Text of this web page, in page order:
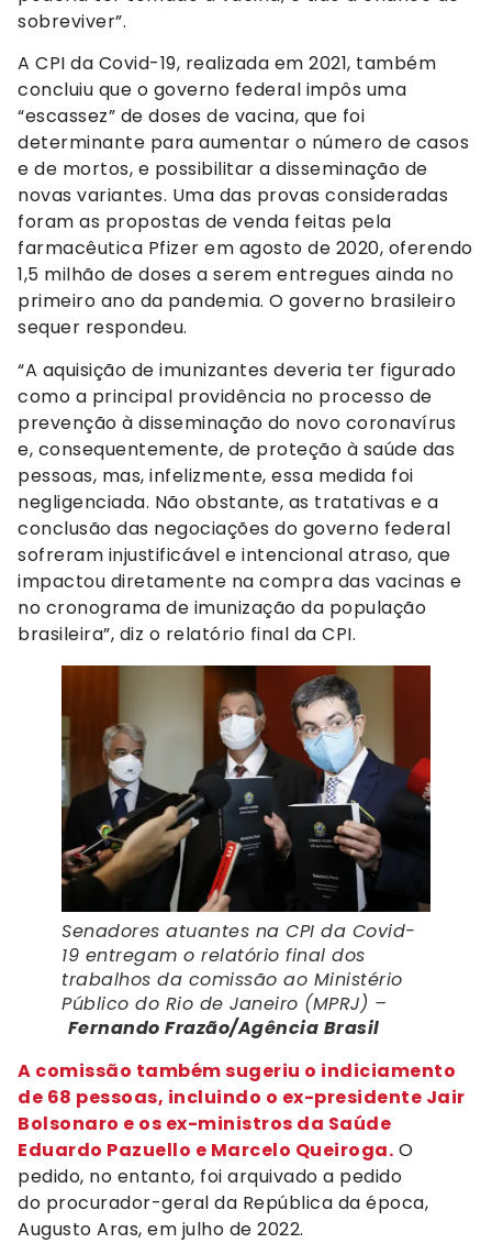
sobreviver”.
A CPI da Covid-19, realizada em 2021, também
concluiu que o governo federal impôs uma
“escassez” de doses de vacina, que foi
determinante para aumentar o número de casos
e de mortos, e possibilitar a disseminação de
novas variantes. Uma das provas consideradas
foram as propostas de venda feitas pela
farmacêutica Pfizer em agosto de 2020, oferendo
1,5 milhão de doses a serem entregues ainda no
primeiro ano da pandemia. O governo brasileiro
sequer respondeu.
“A aquisição de imunizantes deveria ter figurado
como a principal providência no processo de
prevenção à disseminação do novo coronavírus
e, consequentemente, de proteção à saúde das
pessoas, mas, infelizmente, essa medida foi
negligenciada. Não obstante, as tratativas e a
conclusão das negociações do governo federal
sofreram injustificável e intencional atraso, que
impactou diretamente na compra das vacinas e
no cronograma de imunização da população
brasileira”, diz o relatório final da CPI.
Senadores atuantes na CPI da Covid-
19 entregam o relatório final dos
trabalhos da comissão ao Ministério
Público do Rio de Janeiro (MPRJ) –
Fernando Frazão/Agência Brasil
A comissão também sugeriu o indiciamento
de 68 pessoas, incluindo o ex-presidente Jair
Bolsonaro e os ex-ministros da Saúde
Eduardo Pazuello e Marcelo Queiroga. O
pedido, no entanto, foi arquivado a pedido
do procurador-geral da República da época,
Augusto Aras, em julho de 2022.